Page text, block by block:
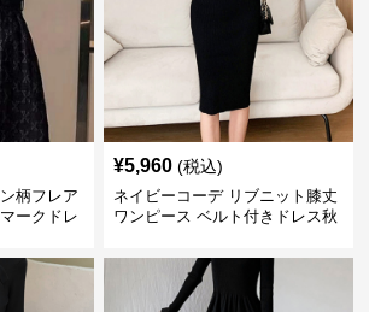
柄フレア
ークドレ
¥5,960 (税込)
ネイビーコーデ リブニット膝丈
ワンピース ベルト付きドレス秋